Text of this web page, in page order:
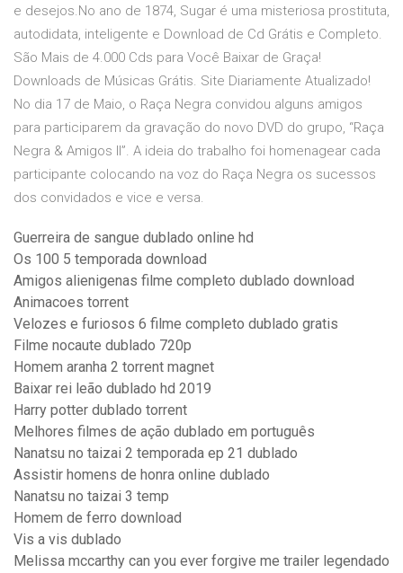
e desejos.No ano de 1874, Sugar é uma misteriosa prostituta,
autodidata, inteligente e Download de Cd Grátis e Completo.
São Mais de 4.000 Cds para Você Baixar de Graça!
Downloads de Músicas Grátis. Site Diariamente Atualizado!
No dia 17 de Maio, o Raça Negra convidou alguns amigos
para participarem da gravação do novo DVD do grupo, “Raça
Negra & Amigos ll”. A ideia do trabalho foi homenagear cada
participante colocando na voz do Raça Negra os sucessos
dos convidados e vice e versa.
Guerreira de sangue dublado online hd
Os 100 5 temporada download
Amigos alienigenas filme completo dublado download
Animacoes torrent
Velozes e furiosos 6 filme completo dublado gratis
Filme nocaute dublado 720p
Homem aranha 2 torrent magnet
Baixar rei leão dublado hd 2019
Harry potter dublado torrent
Melhores filmes de ação dublado em português
Nanatsu no taizai 2 temporada ep 21 dublado
Assistir homens de honra online dublado
Nanatsu no taizai 3 temp
Homem de ferro download
Vis a vis dublado
Melissa mccarthy can you ever forgive me trailer legendado